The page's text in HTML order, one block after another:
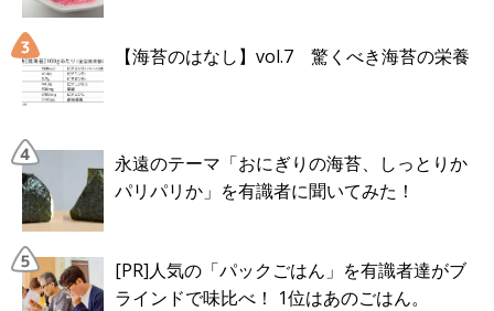
【海苔のはなし】vol.7 驚くべき海苔の栄養
永遠のテーマ「おにぎりの海苔、しっとりか
パリパリか」を有識者に聞いてみた！
[PR]人気の「パックごはん」を有識者達がブ
ラインドで味比べ！ 1位はあのごはん。